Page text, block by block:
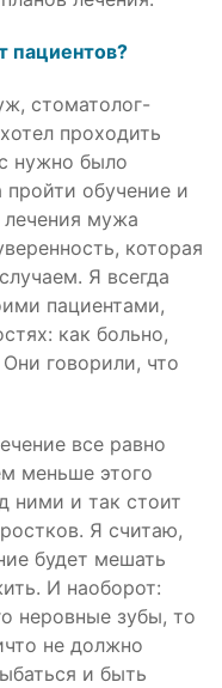
пациентов?
стоматолог-
проходить
нужно было
обучение и
лечения мужа
которая
Я всегда
пациентами,
как больно,
говорили, что
все равно
меньше этого
ними и так стоит
Я считаю,
будет мешать
И наоборот:
неровные зубы, то
не должно
и быть